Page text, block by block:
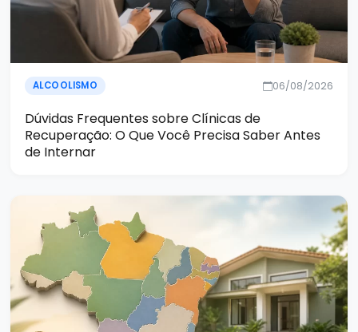
ALCOOLISMO 06/08/2026
Dúvidas Frequentes sobre Clínicas de
Recuperação: O Que Você Precisa Saber Antes
de Internar